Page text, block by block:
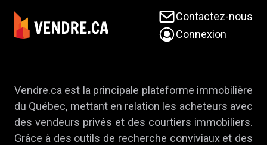
Contactez-nous
Connexion
Vendre.ca est la principale plateforme immobilière
du Québec, mettant en relation les acheteurs avec
des vendeurs privés et des courtiers immobiliers.
Grâce à des outils de recherche conviviaux et des